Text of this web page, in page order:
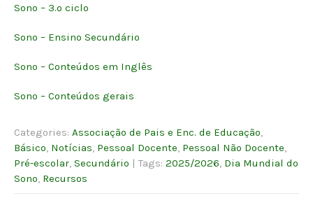
Sono – 3.º ciclo
Sono – Ensino Secundário
Sono – Conteúdos em Inglês
Sono – Conteúdos gerais
Categories: Associação de Pais e Enc. de Educação
Básico Notícias Pessoal Docente Pessoal Não Docente
Pré-escolar Secundário | Tags: 2025/2026 Dia Mundial do
Sono Recursos